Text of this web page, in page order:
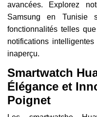
avancées. Explorez
Samsung en Tunisie
fonctionnalités telles
notifications
inaperçu.
Smartwatch
Élégance et
Poignet